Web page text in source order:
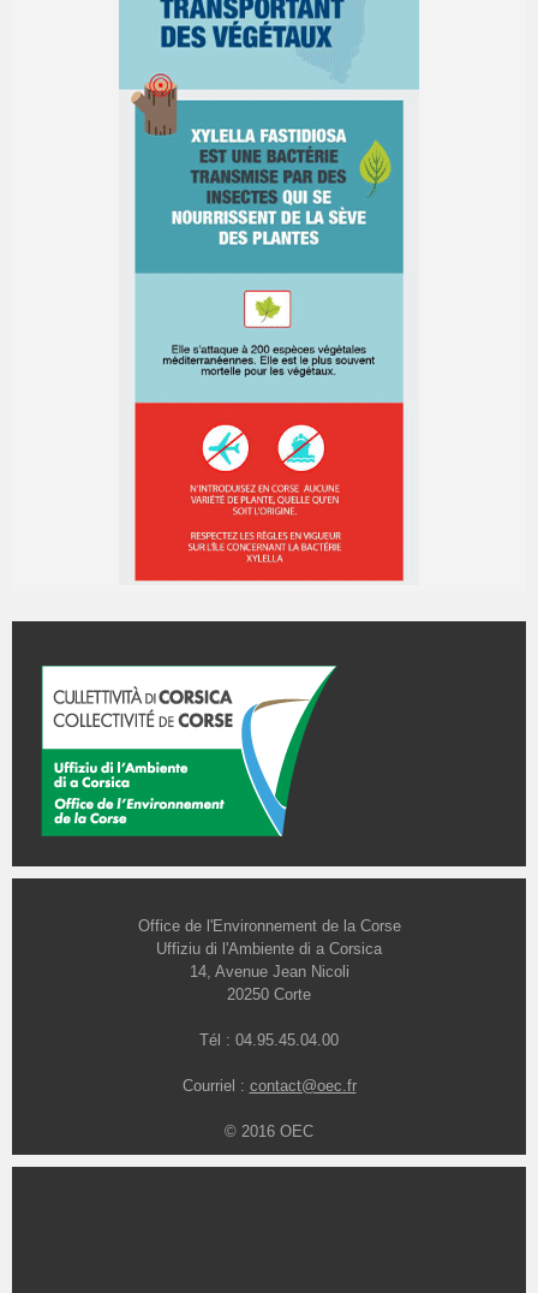
Office de l'Environnement de la Corse
Uffiziu di l'Ambiente di a Corsica
14, Avenue Jean Nicoli
20250 Corte
Tél : 04.95.45.04.00
Courriel : contact@oec.fr
© 2016 OEC